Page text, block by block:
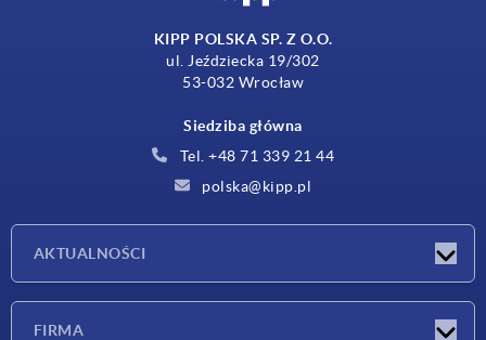
KIPP POLSKA SP. Z O.O.
ul. Jeździecka 19/302
53-032 Wrocław
Siedziba główna
Tel. +48 71 339 21 44
polska@kipp.pl
AKTUALNOŚCI
FIRMA